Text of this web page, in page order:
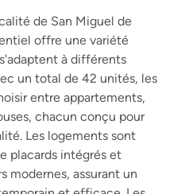
de San Miguel de
offre une variété
à différents
un total de 42 unités, les
entre appartements,
chacun conçu pour
Les logements sont
placards intégrés et
modernes, assurant un